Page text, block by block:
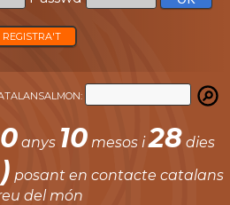
REGISTRA'T
anys 10mesos i28 dies
posant en contacte catalans
del món